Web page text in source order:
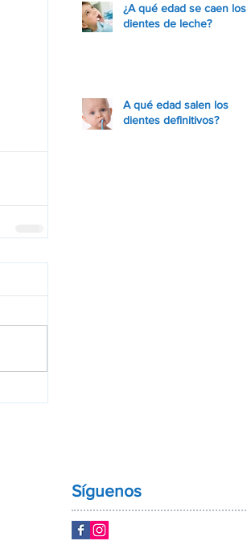
¿A qué edad se caen los
dientes de leche?
A qué edad salen los
dientes definitivos?
Síguenos